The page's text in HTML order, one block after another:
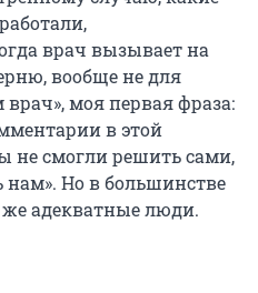
врач вызывает на
вообще не для
врач», моя первая фраза:
в этой
не смогли решить сами,
нам». Но в большинстве
же адекватные люди.